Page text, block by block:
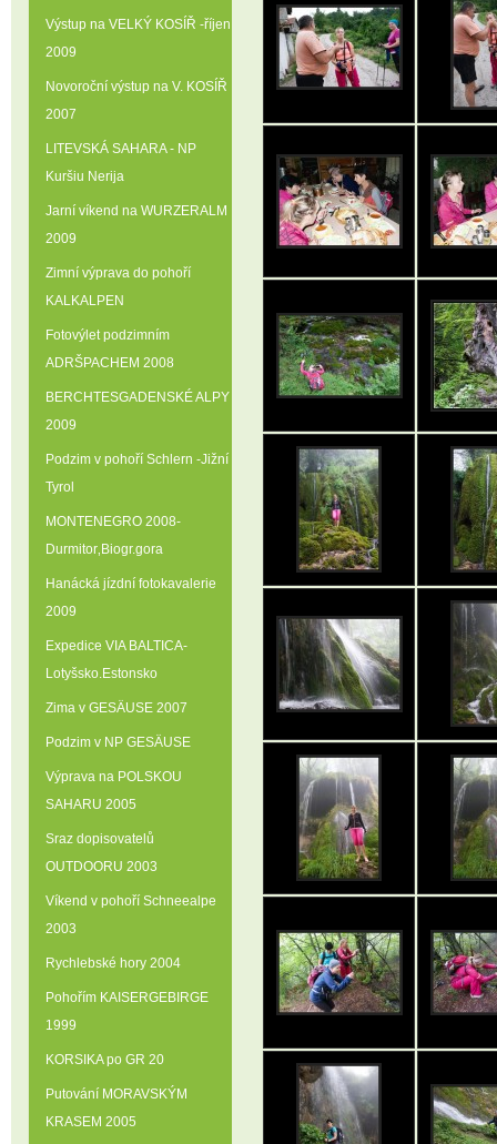
Výstup na VELKÝ KOSÍŘ -říjen
2009
Novoroční výstup na V. KOSÍŘ
2007
LITEVSKÁ SAHARA - NP
Kuršiu Nerija
Jarní víkend na WURZERALM
2009
Zimní výprava do pohoří
KALKALPEN
Fotovýlet podzimním
ADRŠPACHEM 2008
BERCHTESGADENSKÉ ALPY
2009
Podzim v pohoří Schlern -Jižní
Tyrol
MONTENEGRO 2008-
Durmitor‚Biogr.gora
Hanácká jízdní fotokavalerie
2009
Expedice VIA BALTICA-
Lotyšsko.Estonsko
Zima v GESÄUSE 2007
Podzim v NP GESÄUSE
Výprava na POLSKOU
SAHARU 2005
Sraz dopisovatelů
OUTDOORU 2003
Víkend v pohoří Schneealpe
2003
Rychlebské hory 2004
Pohořím KAISERGEBIRGE
1999
KORSIKA po GR 20
Putování MORAVSKÝM
KRASEM 2005